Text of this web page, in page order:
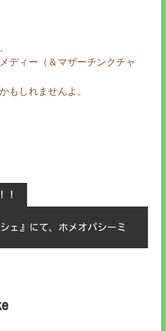
ディー（＆マザーチンクチャ
もしれませんよ。
！
ェ』にて、ホメオパシーミ